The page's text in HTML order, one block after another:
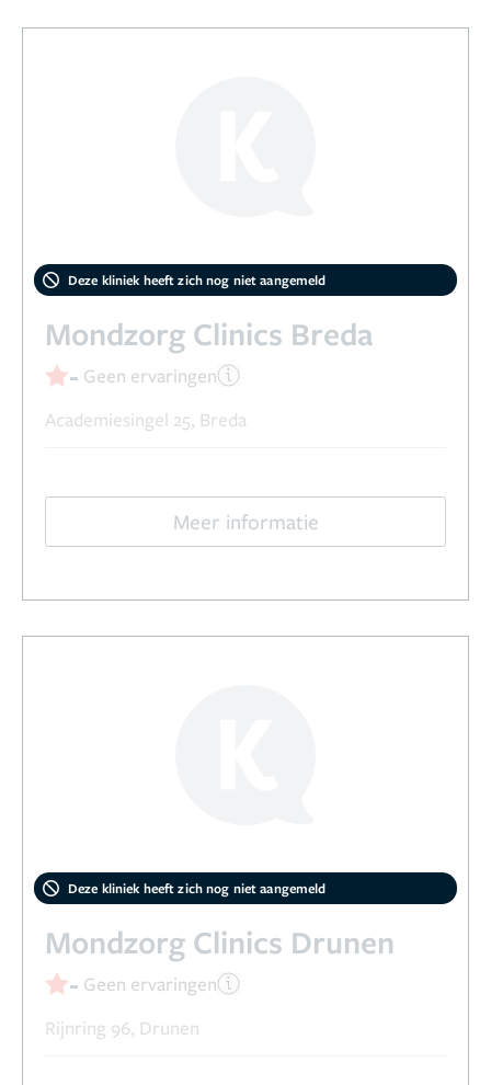
Deze kliniek heeft zich nog niet aangemeld
Mondzorg Clinics Breda
- Geen ervaringen
Academiesingel 25, Breda
Meer informatie
Deze kliniek heeft zich nog niet aangemeld
Mondzorg Clinics Drunen
- Geen ervaringen
Rijnring 96, Drunen